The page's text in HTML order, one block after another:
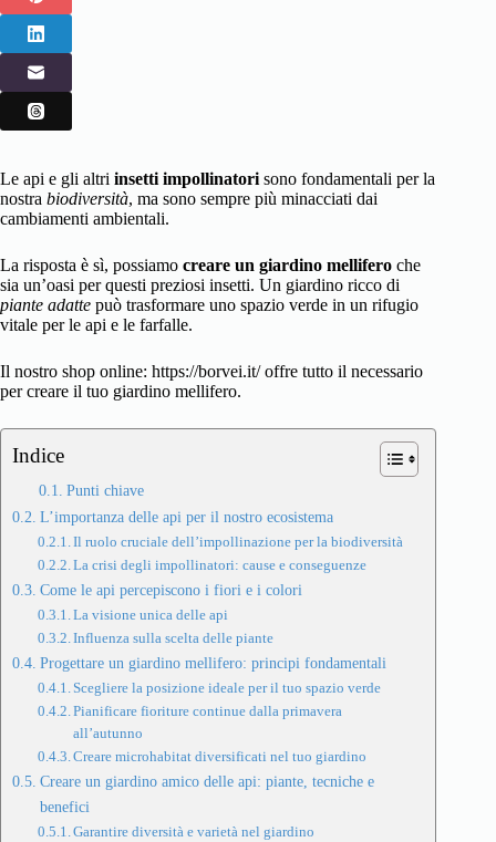
Le api e gli altri insetti impollinatori sono fondamentali per la
nostra biodiversità, ma sono sempre più minacciati dai
cambiamenti ambientali.
La risposta è sì, possiamo creare un giardino mellifero che
sia un’oasi per questi preziosi insetti. Un giardino ricco di
piante adatte può trasformare uno spazio verde in un rifugio
vitale per le api e le farfalle.
Il nostro shop online: https://borvei.it/ offre tutto il necessario
per creare il tuo giardino mellifero.
Indice
Punti chiave
L’importanza delle api per il nostro ecosistema
Il ruolo cruciale dell’impollinazione per la biodiversità
La crisi degli impollinatori: cause e conseguenze
Come le api percepiscono i fiori e i colori
La visione unica delle api
Influenza sulla scelta delle piante
Progettare un giardino mellifero: principi fondamentali
Scegliere la posizione ideale per il tuo spazio verde
Pianificare fioriture continue dalla primavera
all’autunno
Creare microhabitat diversificati nel tuo giardino
Creare un giardino amico delle api: piante, tecniche e
benefici
Garantire diversità e varietà nel giardino